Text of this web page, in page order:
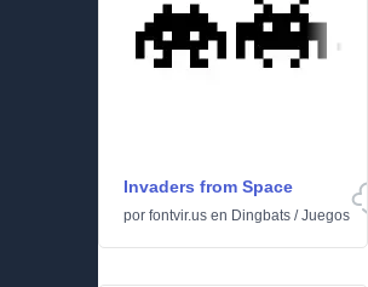
Invaders from Space
por fontvir.us en Dingbats /Juegos